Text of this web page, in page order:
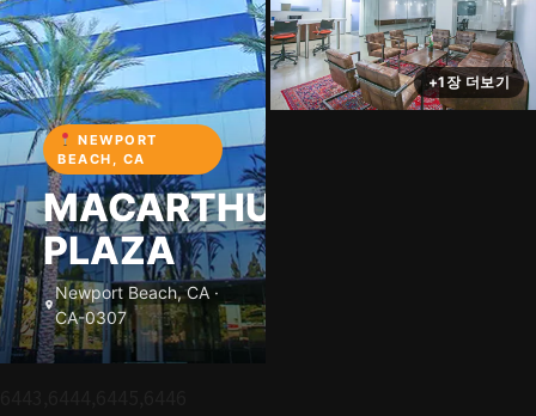
NEWPORT
BEACH, CA
MACARTHUR
PLAZA
Newport Beach, CA ·
CA-0307
+1장 더보기